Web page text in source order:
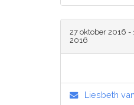
27 oktober 2016 -
2016
Liesbeth